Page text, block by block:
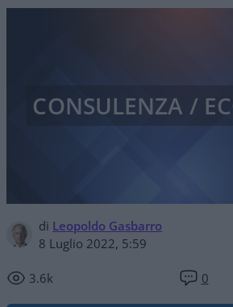
di Leopoldo Gasbarro
8 Luglio 2022, 5:59
3.6k 0
CONSULENZA /